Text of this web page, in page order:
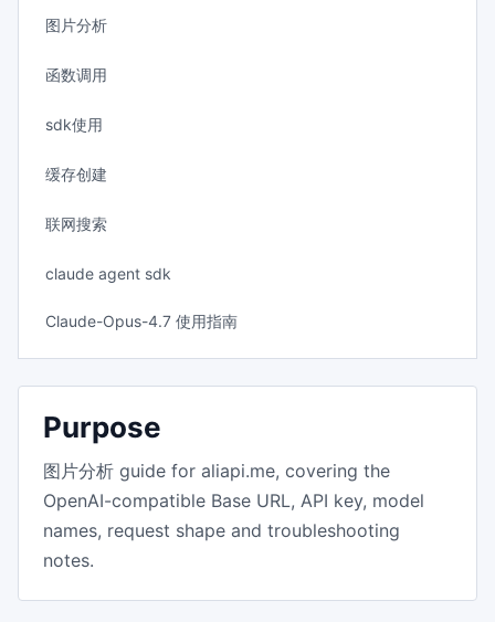
图片分析
函数调用
sdk使用
缓存创建
联网搜索
claude agent sdk
Claude-Opus-4.7 使用指南
Purpose
图片分析 guide for aliapi.me, covering the
OpenAI-compatible Base URL, API key, model
names, request shape and troubleshooting
notes.